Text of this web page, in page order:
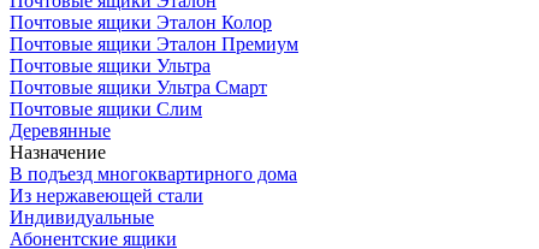
Почтовые ящики Эталон Колор
Почтовые ящики Эталон Премиум
Почтовые ящики Ультра
Почтовые ящики Ультра Смарт
Почтовые ящики Слим
Деревянные
Назначение
В подъезд многоквартирного дома
Из нержавеющей стали
Индивидуальные
Абонентские ящики